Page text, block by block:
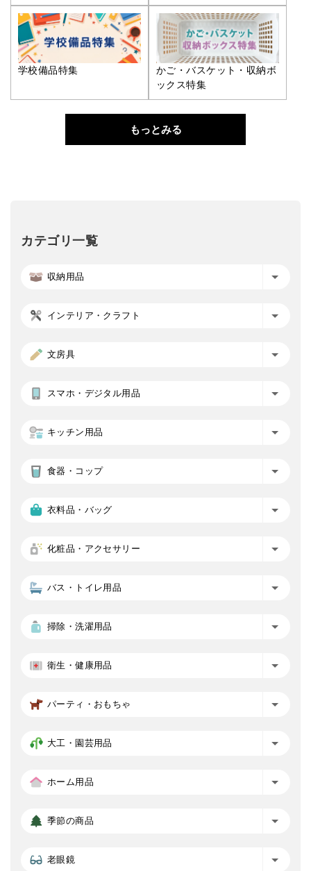
学校備品特集
かご・バスケット・収納ボ
ックス特集
もっとみる
カテゴリ一覧
収納用品
インテリア・クラフト
文房具
スマホ・デジタル用品
キッチン用品
食器・コップ
衣料品・バッグ
化粧品・アクセサリー
バス・トイレ用品
掃除・洗濯用品
衛生・健康用品
パーティ・おもちゃ
大工・園芸用品
ホーム用品
季節の商品
老眼鏡